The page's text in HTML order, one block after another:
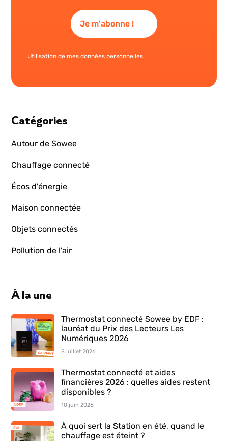
Utilisation de mes données personnelles
Catégories
Autour de Sowee
Chauffage connecté
Écos d'énergie
Maison connectée
Objets connectés
Pollution de l'air
À la une
Thermostat connecté Sowee by EDF :
lauréat du Prix des Lecteurs Les
Numériques 2026
8 juillet 2026
Thermostat connecté et aides
financières 2026 : quelles aides restent
disponibles ?
10 juin 2026
À quoi sert la Station en été, quand le
chauffage est éteint ?